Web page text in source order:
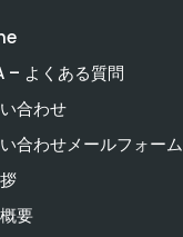
– よくある質問
合わせ
合わせメールフォーム
要